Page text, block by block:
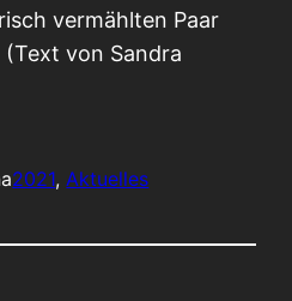
vermählten Paar
(Text von Sandra
2021, Aktuelles